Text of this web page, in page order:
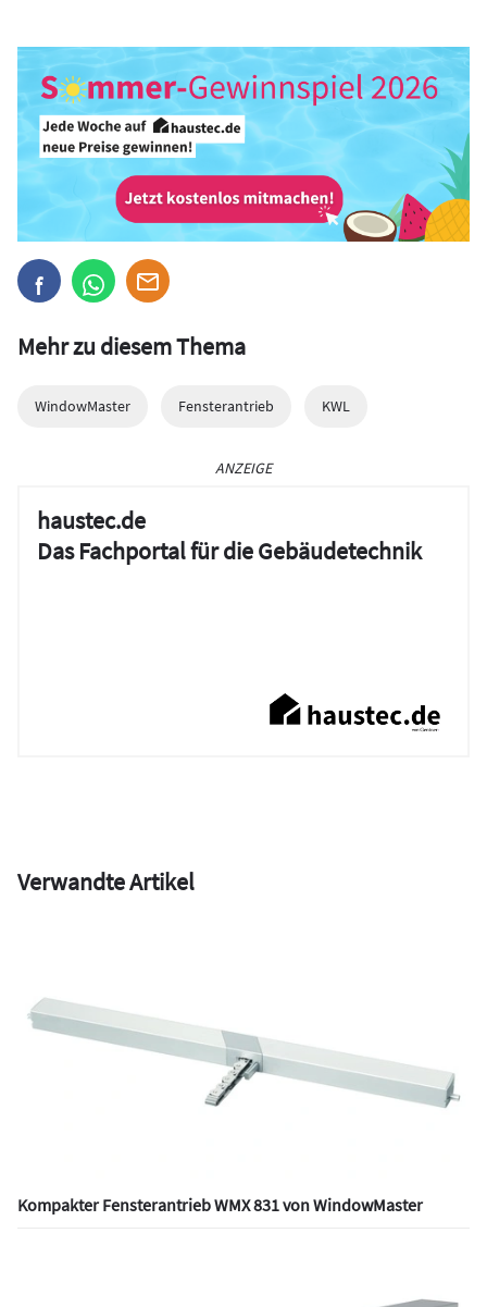
Mehr zu diesem Thema
WindowMaster Fensterantrieb KWL
ANZEIGE
haustec.de
Das Fachportal für die Gebäudetechnik
Verwandte Artikel
Kompakter Fensterantrieb WMX 831 von WindowMaster